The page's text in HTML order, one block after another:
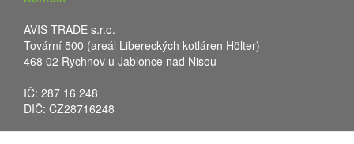
AVIS TRADE s.r.o.
Tovární 500 (areál Libereckých kotláren Hölter)
468 02 Rychnov u Jablonce nad Nisou
IČ: 287 16 248
DIČ: CZ28716248